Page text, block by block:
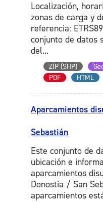
Localización,
zonas de carga y
referencia:
conjunto de datos
del...
ZIP (SHP)
PDF
HTML
Aparcamientos
Sebastián
Este conjunto de
ubicación e
aparcamientos
Donostia / San
aparcamientos